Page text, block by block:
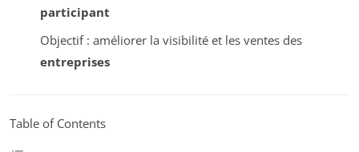
participant
Objectif : améliorer la visibilité et les ventes des
entreprises
Table of Contents